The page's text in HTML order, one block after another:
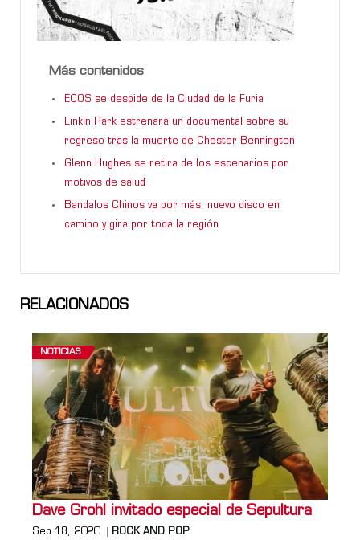
Más contenidos
ECOS se despide de la Ciudad de la Furia
Linkin Park estrenará un documental sobre su
regreso tras la muerte de Chester Bennington
Glenn Hughes se retira de los escenarios por
motivos de salud
Bandalos Chinos va por más: nuevo disco en
camino y gira por toda la región
RELACIONADOS
NOTICIAS
Dave Grohl invitado especial de Sepultura
Sep 18, 2020 ROCK AND POP